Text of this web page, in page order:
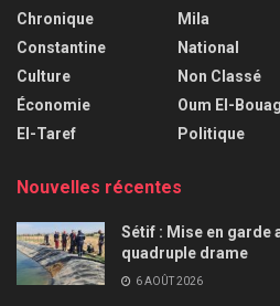
Chronique
Constantine
Culture
Économie
El-Taref
Mila
National
Non Classé
Oum El-
Politique
Nouvelles récentes
Sétif : Mise en garde
quadruple drame
6 AOÛT 2026